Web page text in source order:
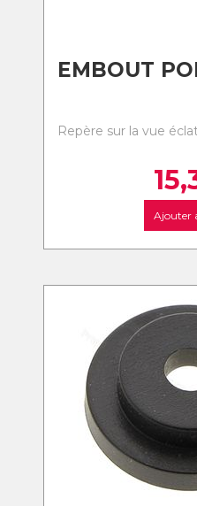
EMBOUT
Repère sur la vue
Ajouter